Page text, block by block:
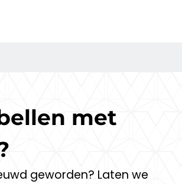
met
geworden? Laten we